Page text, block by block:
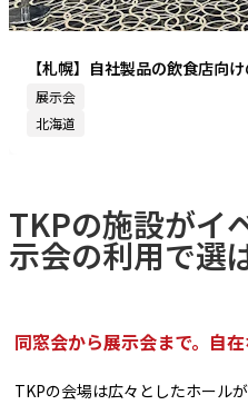
【札幌】自社製品の飲食店向
展示会
北海道
TKPの施設がイ
示会の利用で選
同窓会から展示会まで。自
TKPの会場は広々としたホール